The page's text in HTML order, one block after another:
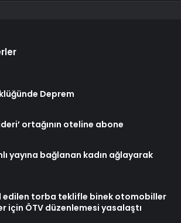
Deprem
ortağının oteline abone
yayına bağlanan kadın ağlayarak
edilen torba teklifle binek otomobiller
için ÖTV düzenlemesi yasalaştı